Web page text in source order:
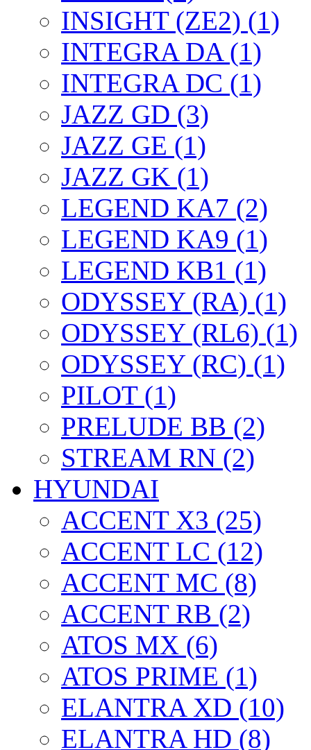
INSIGHT (ZE2) (1)
INTEGRA DA (1)
INTEGRA DC (1)
JAZZ GD (3)
JAZZ GE (1)
JAZZ GK (1)
LEGEND KA7 (2)
LEGEND KA9 (1)
LEGEND KB1 (1)
ODYSSEY (RA) (1)
ODYSSEY (RL6) (1)
ODYSSEY (RC) (1)
PILOT (1)
PRELUDE BB (2)
STREAM RN (2)
HYUNDAI
ACCENT X3 (25)
ACCENT LC (12)
ACCENT MC (8)
ACCENT RB (2)
ATOS MX (6)
ATOS PRIME (1)
ELANTRA XD (10)
ELANTRA HD (8)